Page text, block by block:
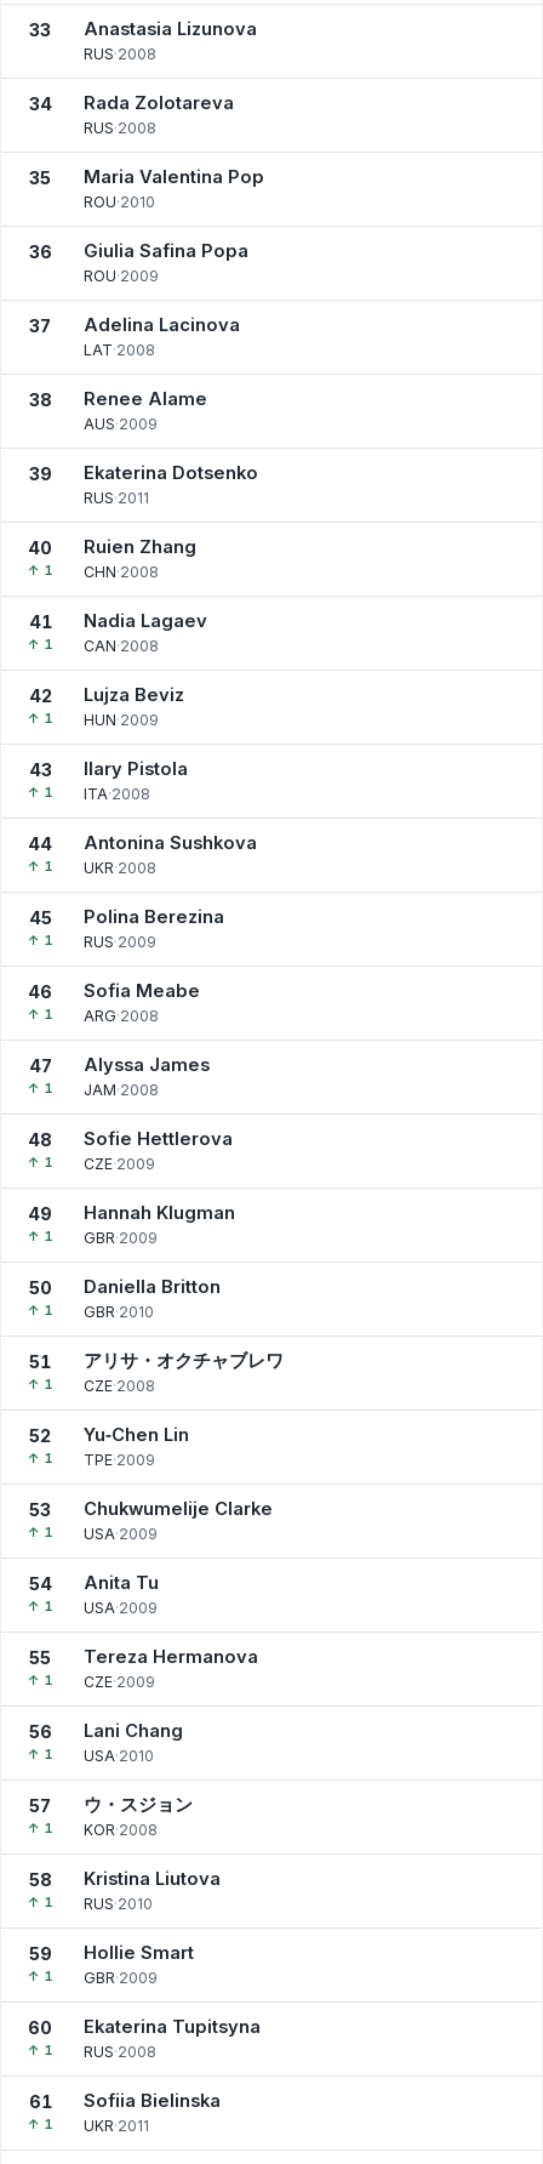
33 Anastasia Lizunova
RUS·2008
34 Rada Zolotareva
RUS·2008
35 Maria Valentina Pop
ROU·2010
36 Giulia Safina Popa
ROU·2009
37 Adelina Lacinova
LAT·2008
38 Renee Alame
AUS·2009
39 Ekaterina Dotsenko
RUS·2011
40
↑ 1
Ruien Zhang
CHN·2008
41
↑ 1
Nadia Lagaev
CAN·2008
42
↑ 1
Lujza Beviz
HUN·2009
43
↑ 1
Ilary Pistola
ITA·2008
44
↑ 1
Antonina Sushkova
UKR·2008
45
↑ 1
Polina Berezina
RUS·2009
46
↑ 1
Sofia Meabe
ARG·2008
47
↑ 1
Alyssa James
JAM·2008
48
↑ 1
Sofie Hettlerova
CZE·2009
49
↑ 1
Hannah Klugman
GBR·2009
50
↑ 1
Daniella Britton
GBR·2010
51
↑ 1
アリサ・オクチャブレワ
CZE·2008
52
↑ 1
Yu‑Chen Lin
TPE·2009
53
↑ 1
Chukwumelije Clarke
USA·2009
54
↑ 1
Anita Tu
USA·2009
55
↑ 1
Tereza Hermanova
CZE·2009
56
↑ 1
Lani Chang
USA·2010
57
↑ 1
ウ・スジョン
KOR·2008
58
↑ 1
Kristina Liutova
RUS·2010
59
↑ 1
Hollie Smart
GBR·2009
60
↑ 1
Ekaterina Tupitsyna
RUS·2008
61
↑ 1
Sofiia Bielinska
UKR·2011